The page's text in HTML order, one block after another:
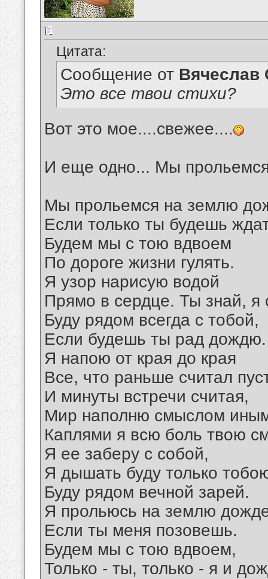
Цитата:
Сообщение от Вячеслав
Это все твои стихи?
Вот это мое....свежее....
И еще одно... Мы
Мы прольемся на землю
Если только ты будешь
Будем мы с тою вдвоем
По дороге жизни гулять.
Я узор нарисую водой
Прямо в сердце. Ты знай, я
Буду рядом всегда с тобой,
Если будешь ты рад дождю.
Я напою от края до края
Все, что раньше считал
И минуты встречи считая,
Мир наполню смыслом
Каплями я всю боль твою
Я ее заберу с собой,
Я дышать буду только
Буду рядом вечной зарей.
Я прольюсь на землю
Если ты меня позовешь.
Будем мы с тою вдвоем,
Только - ты, только - я и